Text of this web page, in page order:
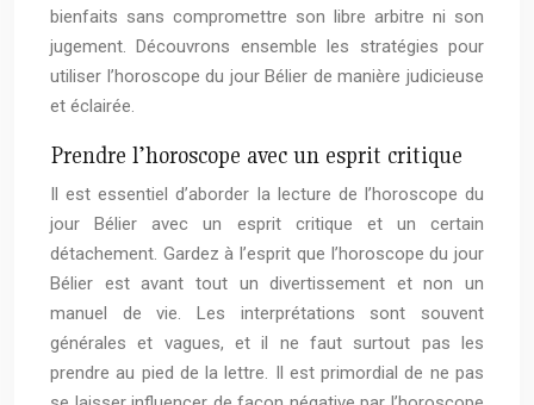
bienfaits sans compromettre son libre arbitre ni son
jugement. Découvrons ensemble les stratégies pour
utiliser l’horoscope du jour Bélier de manière judicieuse
et éclairée.
Prendre l’horoscope avec un esprit critique
Il est essentiel d’aborder la lecture de l’horoscope du
jour Bélier avec un esprit critique et un certain
détachement. Gardez à l’esprit que l’horoscope du jour
Bélier est avant tout un divertissement et non un
manuel de vie. Les interprétations sont souvent
générales et vagues, et il ne faut surtout pas les
prendre au pied de la lettre. Il est primordial de ne pas